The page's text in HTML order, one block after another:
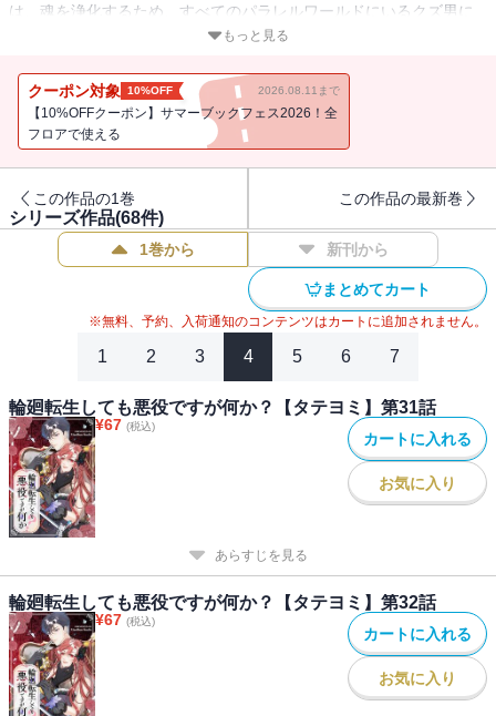
は、魂を浄化するため、すべてのパラレルワールドにいるクズ男に
復讐していく。しかし思わぬ事態が発生…！？
もっと見る
クーポン対象 10%OFF 2026.08.11まで
【10%OFFクーポン】サマーブックフェス2026！全
フロアで使える
この作品の1巻 この作品の最新巻
シリーズ作品(68件)
1巻から 新刊から
まとめてカート
※無料、予約、入荷通知のコンテンツはカートに追加されません。
1 2 3 4 5 6 7
輪廻転生しても悪役ですが何か？【タテヨミ】第31話
¥67 (税込)
カートに入れる
お気に入り
あらすじを見る
輪廻転生しても悪役ですが何か？【タテヨミ】第32話
¥67 (税込)
カートに入れる
お気に入り